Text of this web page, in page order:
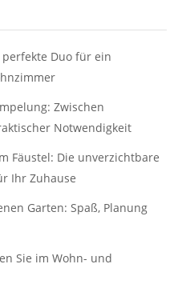
perfekte Duo für ein
Zwischen
Notwendigkeit
Fäustel: Die unverzichtbare
Ihr Zuhause
Garten: Spaß, Planung
Sie im Wohn- und